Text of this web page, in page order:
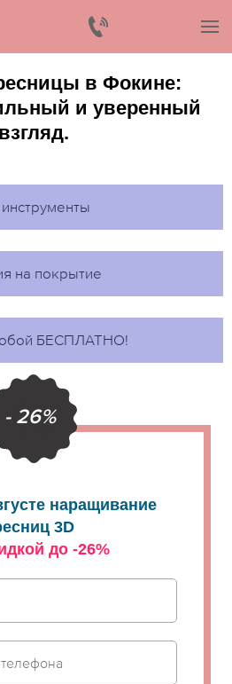
в Фокине:
и уверенный
взгляд.
на покрытие
БЕСПЛАТНО!
- 26%
наращивание
3D
до -26%